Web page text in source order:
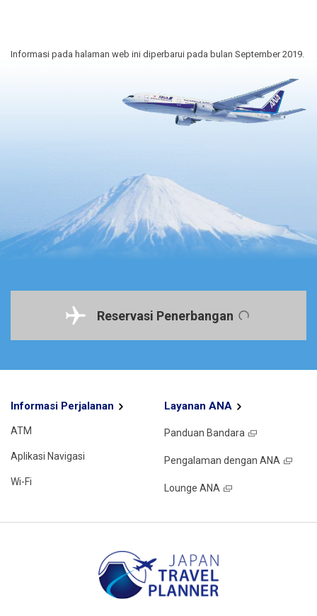
Informasi pada halaman web ini diperbarui pada bulan September 2019.
Reservasi Penerbangan
Informasi Perjalanan
ATM
Aplikasi Navigasi
Wi-Fi
Layanan ANA
Panduan Bandara
Pengalaman dengan ANA
Lounge ANA